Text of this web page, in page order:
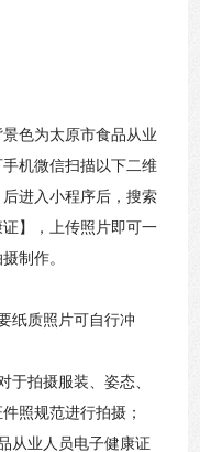
色为太原市食品从业
机微信扫描以下二维
进入小程序后，搜索
】，上传照片即可一
制作。
纸质照片可自行冲
拍摄服装、姿态、
照规范进行拍摄；
从业人员电子健康证